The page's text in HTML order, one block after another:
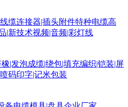
缆连接器|插头附件特种电缆高
|新技术视频|音频|彩灯线
|发泡成缆|绕包|填充编织|铠装|屏
喷码印字|记米包装